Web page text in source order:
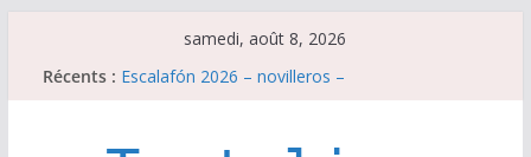
samedi, août 8, 2026
Récents : Escalafón 2026 – novilleros –
Les brèves du vendredi 7 août